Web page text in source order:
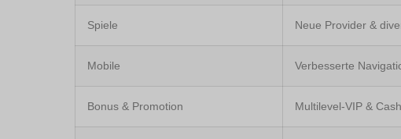
Spiele Neue Provider &
Mobile Verbesserte
Bonus & Promotion Multilevel-VIP &